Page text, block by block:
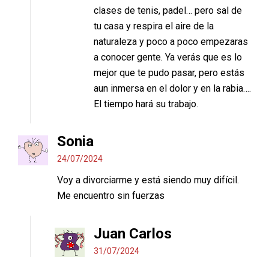
clases de tenis, padel… pero sal de
tu casa y respira el aire de la
naturaleza y poco a poco empezaras
a conocer gente. Ya verás que es lo
mejor que te pudo pasar, pero estás
aun inmersa en el dolor y en la rabia….
El tiempo hará su trabajo.
Sonia
24/07/2024
Voy a divorciarme y está siendo muy difícil.
Me encuentro sin fuerzas
Juan Carlos
31/07/2024